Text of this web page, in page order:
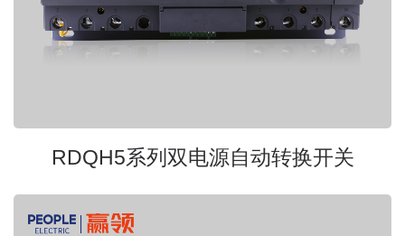
RDQH5系列双电源自动转换开关